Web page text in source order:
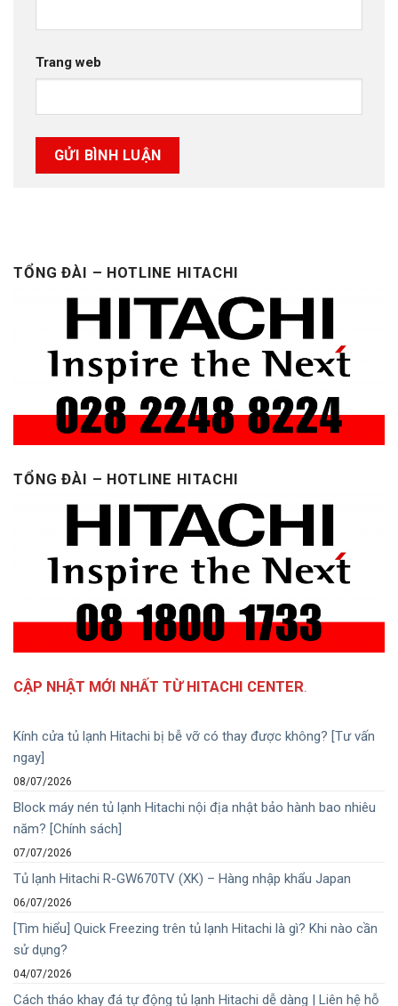
Trang web
TỔNG ĐÀI – HOTLINE HITACHI
TỔNG ĐÀI – HOTLINE HITACHI
CẬP NHẬT MỚI NHẤT TỪ HITACHI CENTER.
Kính cửa tủ lạnh Hitachi bị bễ vỡ có thay được không? [Tư vấn
ngay]
08/07/2026
Block máy nén tủ lạnh Hitachi nội địa nhật bảo hành bao nhiêu
năm? [Chính sách]
07/07/2026
Tủ lạnh Hitachi R-GW670TV (XK) – Hàng nhập khẩu Japan
06/07/2026
[Tìm hiểu] Quick Freezing trên tủ lạnh Hitachi là gì? Khi nào cần
sử dụng?
04/07/2026
Cách tháo khay đá tự động tủ lạnh Hitachi dễ dàng | Liên hệ hỗ